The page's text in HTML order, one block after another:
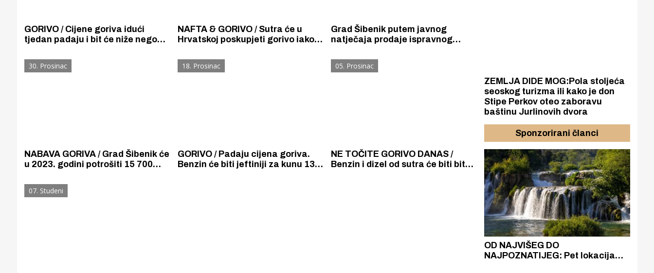
GORIVO / Cijene goriva idući
tjedan padaju i bit će niže nego
cijene plina na tržištu upola su
manje nego i početkom 2022.
NAFTA & GORIVO / Sutra će u
Hrvatskoj poskupjeti gorivo iako
tržištima pojeftinila.
Grad Šibenik putem javnog
natječaja prodaje ispravnog
2008. i oštećenog Golfa TDI iz
2005. godine. Početne cijene su
30. Prosinac
NABAVA GORIVA / Grad Šibenik će
u 2023. godini potrošiti 15 700
vozila. Od toga samo po 100
litara visokooktanskog
18. Prosinac
GORIVO / Padaju cijena goriva.
Benzin će biti jeftiniji za kunu 13
05. Prosinac
NE TOČITE GORIVO DANAS /
Benzin i dizel od sutra će biti bitno
07. Studeni
ZEMLJA DIDE MOG:Pola stoljeća
seoskog turizma ili kako je don
Stipe Perkov oteo zaboravu
baštinu Jurlinovih dvora
Sponzorirani članci
OD NAJVIŠEG DO
NAJPOZNATIJEG: Pet lokacija